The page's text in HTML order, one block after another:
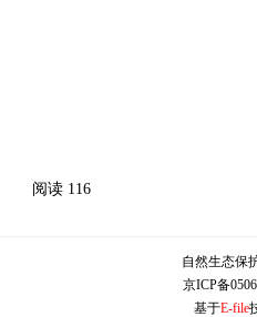
阅读 116
自然生态保
京ICP备
基于E-file